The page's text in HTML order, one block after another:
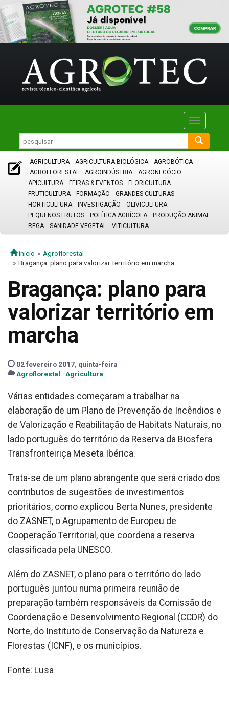
Toggle
AGRICULTURA AGRICULTURA BIOLÓGICA
AGROBÓTICA
AGROFLORESTAL
AGROINDÚSTRIA
AGRONEGÓCIO
APICULTURA
FEIRAS & EVENTOS
FLORICULTURA
FRUTICULTURA
FORMAÇÃO
GRANDES CULTURAS
HORTICULTURA
INVESTIGAÇÃO
OLIVICULTURA
PEQUENOS FRUTOS
POLÍTICA AGRÍCOLA
PRODUÇÃO ANIMAL
REGA
SANIDADE VEGETAL VITICULTURA
início
Agroflorestal
Bragança: plano para valorizar território em marcha
Bragança: plano para
valorizar território em
marcha
02 fevereiro 2017, quinta-feira
Agroflorestal
Agricultura
Várias entidades começaram a trabalhar na
elaboração de um Plano de Prevenção de Incêndios e
de Valorização e Reabilitação de Habitats Naturais, no
lado português do território da Reserva da Biosfera
Transfronteiriça Meseta Ibérica.
Trata-se de um plano abrangente que será criado dos
contributos de sugestões de investimentos
prioritários, como explicou Berta Nunes, presidente
do ZASNET, o Agrupamento de Europeu de
Cooperação Territorial, que coordena a reserva
classificada pela UNESCO.
Além do ZASNET, o plano para o território do lado
português juntou numa primeira reunião de
preparação também responsáveis da Comissão de
Coordenação e Desenvolvimento Regional (CCDR) do
Norte, do Instituto de Conservação da Natureza e
Florestas (ICNF), e os municípios.
Fonte: Lusa